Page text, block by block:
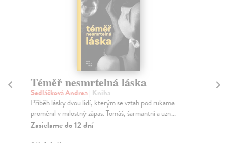
Téměř nesmrtelná láska
Sedláčková Andrea| Kniha
Příběh lásky dvou lidí, kterým se vztah pod rukama
proměnil v milostný zápas. Tomáš, šarmantní a uzn...
Zasielame do 12 dní